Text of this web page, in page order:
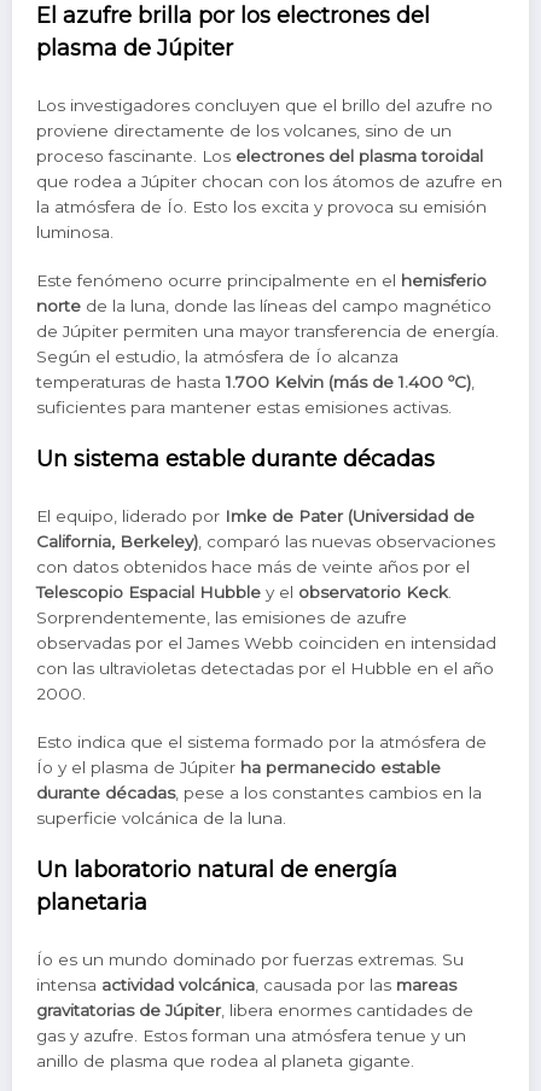
El azufre brilla por los electrones del
plasma de Júpiter
Los investigadores concluyen que el brillo del azufre no
proviene directamente de los volcanes, sino de un
proceso fascinante. Los electrones del plasma toroidal
que rodea a Júpiter chocan con los átomos de azufre en
la atmósfera de Ío. Esto los excita y provoca su emisión
luminosa.
Este fenómeno ocurre principalmente en el hemisferio
norte de la luna, donde las líneas del campo magnético
de Júpiter permiten una mayor transferencia de energía.
Según el estudio, la atmósfera de Ío alcanza
temperaturas de hasta1.700 Kelvin (más de 1.400 ºC)
suficientes para mantener estas emisiones activas.
Un sistema estable durante décadas
El equipo, liderado por Imke de Pater (Universidad de
California, Berkeley) , comparó las nuevas observaciones
con datos obtenidos hace más de veinte años por el
Telescopio Espacial Hubble y el observatorio Keck
Sorprendentemente, las emisiones de azufre
observadas por el James Webb coinciden en intensidad
con las ultravioletas detectadas por el Hubble en el año
2000.
Esto indica que el sistema formado por la atmósfera de
Ío y el plasma de Júpiter ha permanecido estable
durante décadas, pese a los constantes cambios en la
superficie volcánica de la luna.
Un laboratorio natural de energía
planetaria
Ío es un mundo dominado por fuerzas extremas. Su
intensa actividad volcánica , causada por las mareas
gravitatorias de Júpiter, libera enormes cantidades de
gas y azufre. Estos forman una atmósfera tenue y un
anillo de plasma que rodea al planeta gigante.